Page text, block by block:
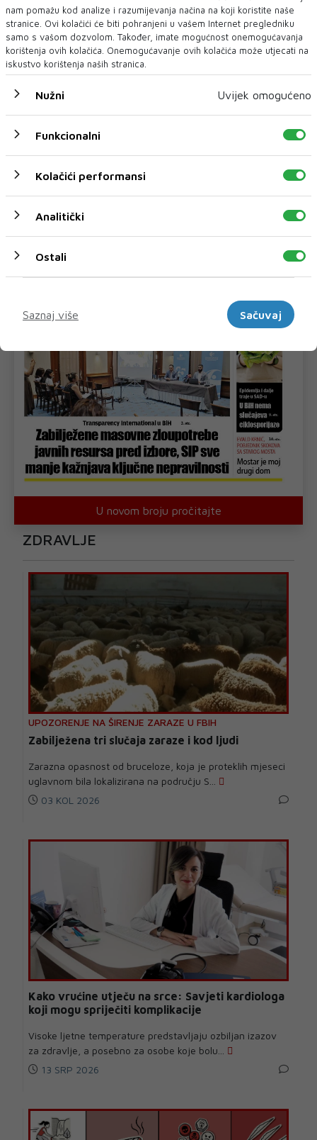
Iran postavio šest uvjeta Americi za
otvaranje Hormuza
promijeni politiku prema T...
U novom broju pročitajte
ZDRAVLJE
UPOZORENJE NA ŠIRENJE ZARAZE U FBIH
Zabilježena tri slučaja zaraze i kod ljudi
Zarazna opasnost od bruceloze, koja je proteklih mjeseci
uglavnom bila lokalizirana na području S...
03 KOL 2026
Kako vrućine utječu na srce: Savjeti kardiologa
koji mogu spriječiti komplikacije
Visoke ljetne temperature predstavljaju ozbiljan izazov
za zdravlje, a posebno za osobe koje bolu...
13 SRP 2026
nam pomažu kod analize i razumijevanja načina na koji koristite naše
stranice. Ovi kolačići će biti pohranjeni u vašem Internet pregledniku
samo s vašom dozvolom. Također, imate mogućnost onemogućavanja
korištenja ovih kolačića. Onemogućavanje ovih kolačića može utjecati na
iskustvo korištenja naših stranica.
Nužni Uvijek omogućeno
Funkcionalni
Kolačići performansi
Analitički
Ostali
Saznaj više
Sačuvaj